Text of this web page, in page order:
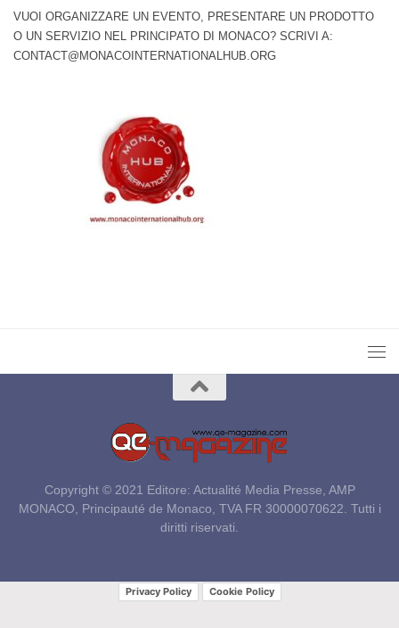
VUOI ORGANIZZARE UN EVENTO, PRESENTARE UN PRODOTTO
O UN SERVIZIO NEL PRINCIPATO DI MONACO? SCRIVI A:
CONTACT@MONACOINTERNATIONALHUB.ORG
Copyright © 2021 Editore: Actualité Media Presse, AMP
MONACO, Principauté de Monaco, TVA FR 30000070622. Tutti i
diritti riservati.
Privacy Policy Cookie Policy